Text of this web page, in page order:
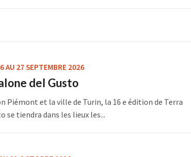
AU 27 SEPTEMBRE 2026
del Gusto
Piémont et la ville de Turin, la 16 e édition de Terra
se tiendra dans les lieux les...